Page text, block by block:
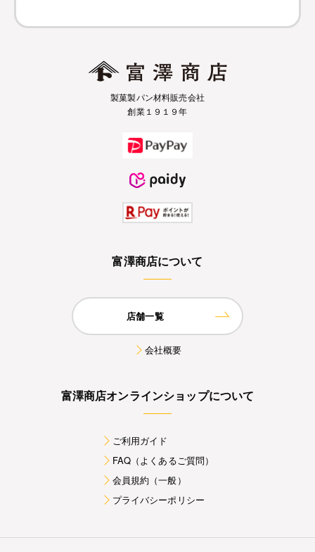
製菓製パン材料販売会社
創業１９１９年
富澤商店について
店舗一覧
会社概要
富澤商店オンラインショップについて
ご利用ガイド
FAQ（よくあるご質問）
会員規約（一般）
プライバシーポリシー